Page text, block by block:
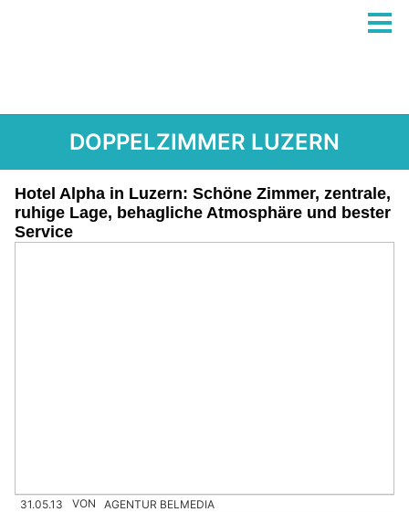
DOPPELZIMMER LUZERN
Hotel Alpha in Luzern: Schöne Zimmer, zentrale,
ruhige Lage, behagliche Atmosphäre und bester
Service
31.05.13 VON AGENTUR BELMEDIA